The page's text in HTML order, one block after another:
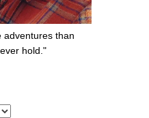
adventures than
hold."